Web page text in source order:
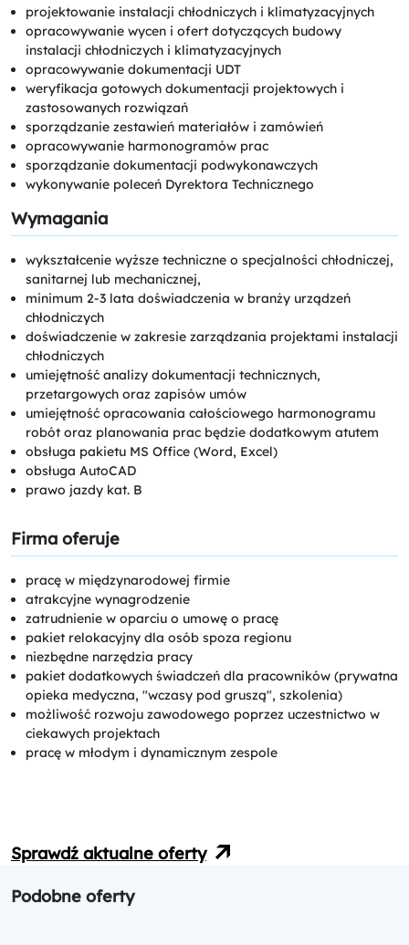
projektowanie instalacji chłodniczych i klimatyzacyjnych
opracowywanie wycen i ofert dotyczących budowy
instalacji chłodniczych i klimatyzacyjnych
opracowywanie dokumentacji UDT
weryfikacja gotowych dokumentacji projektowych i
zastosowanych rozwiązań
sporządzanie zestawień materiałów i zamówień
opracowywanie harmonogramów prac
sporządzanie dokumentacji podwykonawczych
wykonywanie poleceń Dyrektora Technicznego
Wymagania
wykształcenie wyższe techniczne o specjalności chłodniczej,
sanitarnej lub mechanicznej,
minimum 2-3 lata doświadczenia w branży urządzeń
chłodniczych
doświadczenie w zakresie zarządzania projektami instalacji
chłodniczych
umiejętność analizy dokumentacji technicznych,
przetargowych oraz zapisów umów
umiejętność opracowania całościowego harmonogramu
robót oraz planowania prac będzie dodatkowym atutem
obsługa pakietu MS Office (Word, Excel)
obsługa AutoCAD
prawo jazdy kat. B
Firma oferuje
pracę w międzynarodowej firmie
atrakcyjne wynagrodzenie
zatrudnienie w oparciu o umowę o pracę
pakiet relokacyjny dla osób spoza regionu
niezbędne narzędzia pracy
pakiet dodatkowych świadczeń dla pracowników (prywatna
opieka medyczna, "wczasy pod gruszą", szkolenia)
możliwość rozwoju zawodowego poprzez uczestnictwo w
ciekawych projektach
pracę w młodym i dynamicznym zespole
Sprawdź aktualne oferty
Podobne oferty